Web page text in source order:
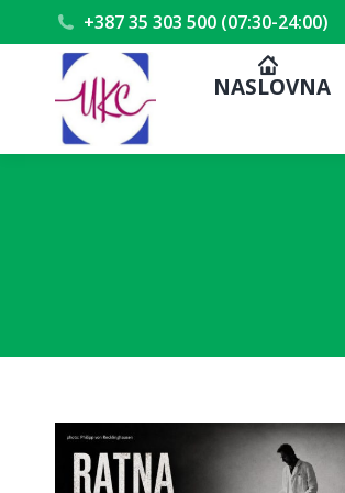
+387 35 303 500 (07:30-24:00)
NASLOVNA